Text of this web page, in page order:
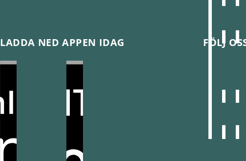
LADDA NED APPEN IDAG FÖLJ